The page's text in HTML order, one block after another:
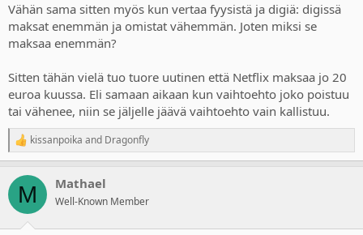
Vähän sama sitten myös kun vertaa fyysistä ja digiä: digissä
maksat enemmän ja omistat vähemmän. Joten miksi se
maksaa enemmän?
Sitten tähän vielä tuo tuore uutinen että Netflix maksaa jo 20
euroa kuussa. Eli samaan aikaan kun vaihtoehto joko poistuu
tai vähenee, niin se jäljelle jäävä vaihtoehto vain kallistuu.
R
e
c
i
kissanpoika and Dragonfly
M Mathael
Well-Known Member